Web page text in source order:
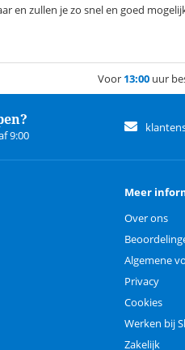
en zullen je zo snel en goed
Voor 13:00 uur
9:00
Meer
Over ons
Algemene
Privacy
Cookies
Werken bij
Zakelijk